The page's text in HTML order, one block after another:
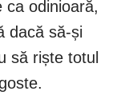
ca odinioară,
dacă să-și
să riște totul